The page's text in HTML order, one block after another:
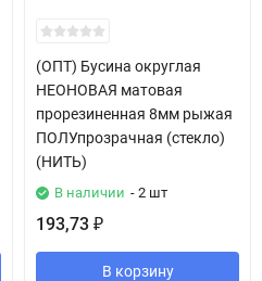
(ОПТ) Бусина округлая
НЕОНОВАЯ матовая
прорезиненная 8мм рыжая
ПОЛУпрозрачная (стекло)
(НИТЬ)
В наличии - 2 шт
193,73 ₽
В корзину